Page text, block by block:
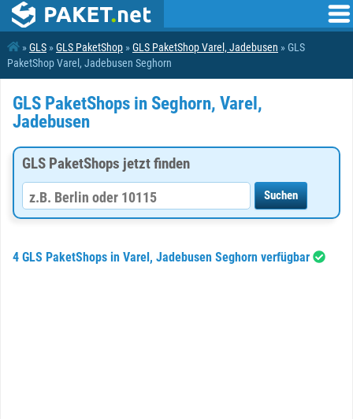
»GLS »GLS PaketShop »GLS PaketShop Varel, Jadebusen » GLS
PaketShop Varel, Jadebusen Seghorn
GLS PaketShops in Seghorn, Varel,
Jadebusen
GLS PaketShops jetzt finden
4 GLS PaketShops in Varel, Jadebusen Seghorn verfügbar